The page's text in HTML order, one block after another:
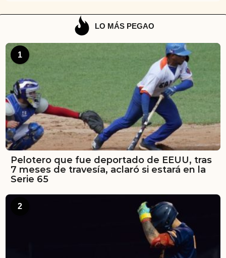
LO MÁS PEGAO
1
Pelotero que fue deportado de EEUU, tras
7 meses de travesía, aclaró si estará en la
Serie 65
2